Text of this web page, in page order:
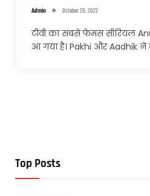
Admin October 29, 2022
टीवी का सबसे फेमस सीरियल
आ गया है। Pakhi और Aadhik
Top Posts